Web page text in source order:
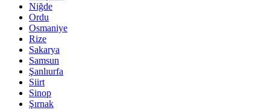
Niğde
Ordu
Osmaniye
Rize
Sakarya
Samsun
Şanlıurfa
Siirt
Sinop
Şırnak